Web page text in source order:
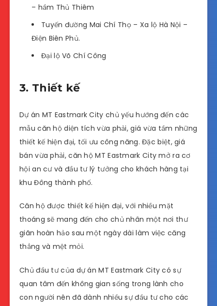
– hầm Thủ Thiêm
Tuyến đường Mai Chí Thọ – Xa lộ Hà Nội –
Điện Biên Phủ.
Đại lộ Võ Chí Công
3. Thiết kế
Dự án MT Eastmark City chủ yếu hướng đến các
mẫu căn hộ diện tích vừa phải, giá vừa tầm những
thiết kế hiện đại, tối ưu công năng. Đặc biệt, giá
bán vừa phải, căn hộ MT Eastmark City mở ra cơ
hội an cư và đầu tư lý tưởng cho khách hàng tại
khu Đông thành phố.
Căn hộ được thiết kế hiện đại, với nhiều mặt
thoáng sẽ mang đến cho chủ nhân một nơi thư
giãn hoàn hảo sau một ngày dài làm việc căng
thẳng và mệt mỏi.
Chủ đầu tư của dự án MT Eastmark City có sự
quan tâm đến không gian sống trong lành cho
con người nên đã dành nhiều sự đầu tư cho các